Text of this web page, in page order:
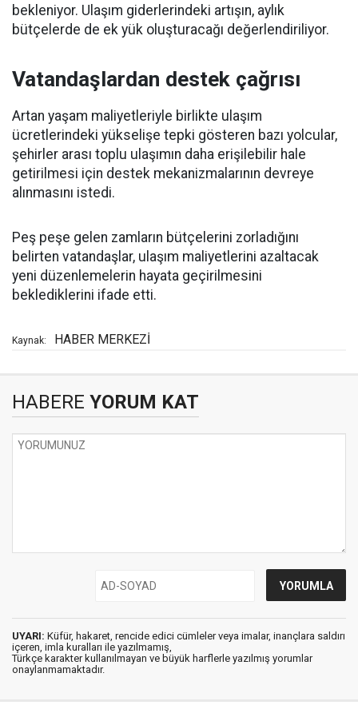
bekleniyor. Ulaşım giderlerindeki artışın, aylık
bütçelerde de ek yük oluşturacağı değerlendiriliyor.
Vatandaşlardan destek çağrısı
Artan yaşam maliyetleriyle birlikte ulaşım
ücretlerindeki yükselişe tepki gösteren bazı yolcular,
şehirler arası toplu ulaşımın daha erişilebilir hale
getirilmesi için destek mekanizmalarının devreye
alınmasını istedi.
Peş peşe gelen zamların bütçelerini zorladığını
belirten vatandaşlar, ulaşım maliyetlerini azaltacak
yeni düzenlemelerin hayata geçirilmesini
beklediklerini ifade etti.
Kaynak: HABER MERKEZİ
HABERE YORUM KAT
UYARI: Küfür, hakaret, rencide edici cümleler veya imalar, inançlara saldırı
içeren, imla kuralları ile yazılmamış,
Türkçe karakter kullanılmayan ve büyük harflerle yazılmış yorumlar
onaylanmamaktadır.